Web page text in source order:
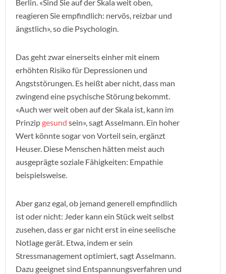
Berlin. «Sind Sie auf der Skala weit oben,
reagieren Sie empfindlich: nervös, reizbar und
ängstlich», so die Psychologin.
Das geht zwar einerseits einher mit einem
erhöhten Risiko für Depressionen und
Angststörungen. Es heißt aber nicht, dass man
zwingend eine psychische Störung bekommt.
«Auch wer weit oben auf der Skala ist, kann im
Prinzip gesund sein», sagt Asselmann. Ein hoher
Wert könnte sogar von Vorteil sein, ergänzt
Heuser. Diese Menschen hätten meist auch
ausgeprägte soziale Fähigkeiten: Empathie
beispielsweise.
Aber ganz egal, ob jemand generell empfindlich
ist oder nicht: Jeder kann ein Stück weit selbst
zusehen, dass er gar nicht erst in eine seelische
Notlage gerät. Etwa, indem er sein
Stressmanagement optimiert, sagt Asselmann.
Dazu geeignet sind Entspannungsverfahren und